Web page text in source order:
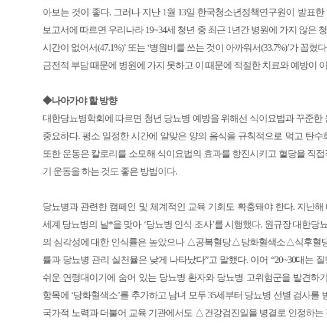
아보는 것이 좋다. 그러나 지난 1월 13일 한국청소년정책연구원이 발표
보고서에 따르면 우리나라 19~34세 청년 중 최근 1년간 병원에 가지 않은
시간이 없어서(47.1%)’ 또는 ‘병원비를 쓰는 것이 아까워서(33.7%)’가 꼽
금전적 부담 때문에 병원에 가지 못하고 이 때문에 적절한 치료와 예방이
◆나아가야 할 방향
대한당뇨병학회에 따르면 청년 당뇨병 예방을 위해선 식이요법과 꾸준
중요하다. 평소 일정한 시간에 알맞은 양의 음식을 규칙적으로 먹고 탄
또한 운동은 칼로리를 소모해 식이요법의 효과를 항진시키고 혈당을 직
기 운동을 하는 것도 좋은 방법이다.
당뇨병과 관련한 캠페인 및 체계적인 교육 기회도 확충돼야 한다. 지난해
세계 당뇨병의 날*을 맞아 ‘당뇨병 인식 조사’를 시행했다. 원규장 대한당
의 심각성에 대한 인식률은 높았으나 △공복혈당△당화혈색소△식후혈
률과 당뇨병 관리 실천율은 낮게 나타났다”고 말했다. 이어 “20~30대는
쉬운 연령대이기에 숨어 있는 당뇨병 환자와 당뇨병 고위험군을 발견하
항목에 ‘당화혈색소’를 추가하고 남녀 모두 35세부터 당뇨병 선별 검사
국가적 노력과 더불어 교육 기관에서도 △건강검진일을 병결로 인정하